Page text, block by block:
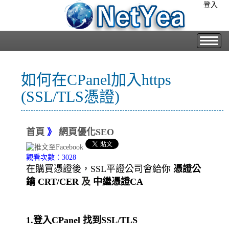
登入
如何在CPanel加入https
(SSL/TLS憑證)
首頁 》網頁優化SEO
觀看次數：3028
在購買憑證後，SSL平證公司會給你 憑證公
鑰 CRT/CER 及 中繼憑證CA
1.登入CPanel 找到 SSL/TLS